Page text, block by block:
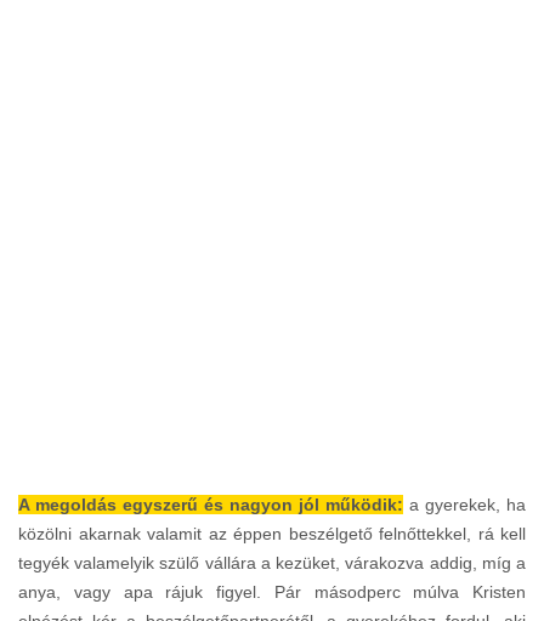
A megoldás egyszerű és nagyon jól működik: a gyerekek, ha
közölni akarnak valamit az éppen beszélgető felnőttekkel, rá kell
tegyék valamelyik szülő vállára a kezüket, várakozva addig, míg a
anya, vagy apa rájuk figyel. Pár másodperc múlva Kristen